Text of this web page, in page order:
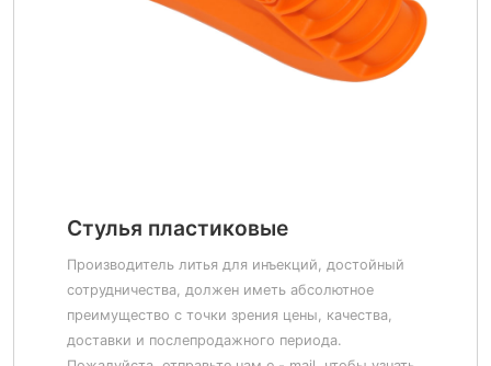
Стулья пластиковые
Производитель литья для инъекций, достойный
сотрудничества, должен иметь абсолютное
преимущество с точки зрения цены, качества,
доставки и послепродажного периода.